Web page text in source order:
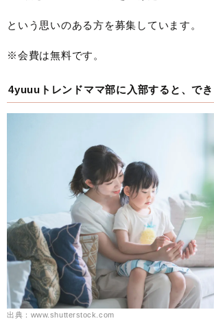
という思いのある方を募集しています。
※会費は無料です。
4yuuuトレンドママ部に入部すると、でき
出典：www.shutterstock.com